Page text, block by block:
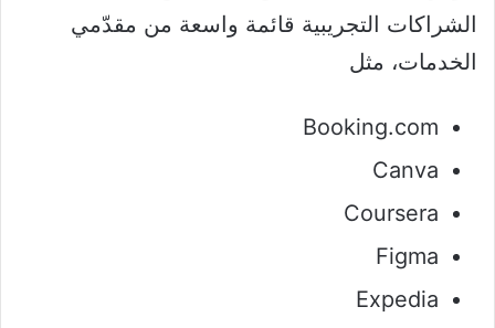
الشراكات التجريبية قائمة واسعة من مقدّمي
الخدمات، مثل
Booking.com
Canva
Coursera
Figma
Expedia